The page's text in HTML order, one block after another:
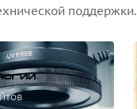
поддержки.